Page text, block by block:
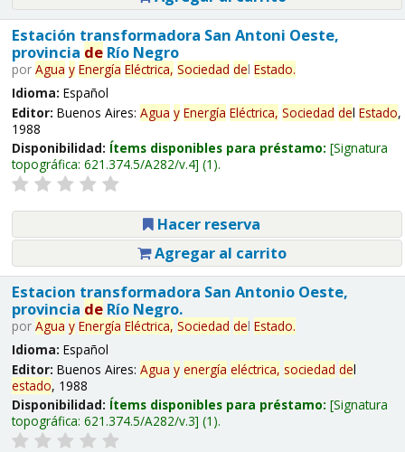
Estación transformadora San Antoni Oeste,
provincia deRío Negro
por Agua y Energía Eléctrica, Sociedad del Estado.
Idioma: Español
Editor: Buenos Aires: Agua y Energía Eléctrica, Sociedad del Estado,
1988
Disponibilidad: Ítems disponibles para préstamo: Signatura
topográfica: 621.374.5/A282/v.4 (1).
Hacer reserva
Agregar al carrito
Estacion transformadora San Antonio Oeste,
provincia deRío Negro.
por Agua y Energía Eléctrica, Sociedad del Estado.
Idioma: Español
Editor: Buenos Aires: Agua y energía eléctrica, sociedad del
estado, 1988
Disponibilidad: Ítems disponibles para préstamo: Signatura
topográfica: 621.374.5/A282/v.3 (1).